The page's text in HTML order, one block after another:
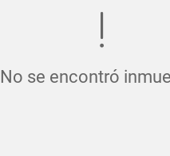
No se encontró